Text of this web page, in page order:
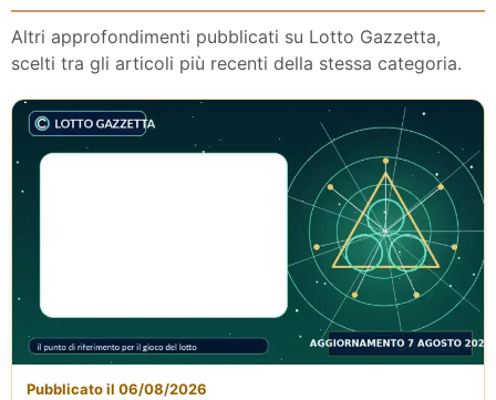
Altri approfondimenti pubblicati su Lotto Gazzetta,
scelti tra gli articoli più recenti della stessa categoria.
Pubblicato il 06/08/2026